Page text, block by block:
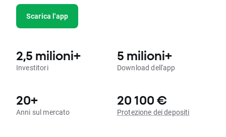
Scarica l'app
2,5 milioni+
Investitori
5 milioni+
Download dell'app
20+
Anni sul mercato
20 100 €
Protezione dei depositi